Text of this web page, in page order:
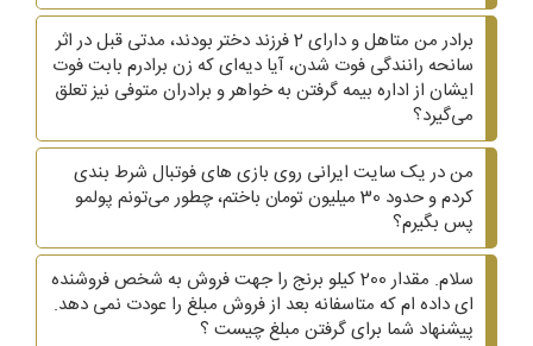
برادر من متاهل و دارای 2 فرزند دختر بودند، مدتی قبل در اثر
سانحه رانندگی فوت شدن، آیا دیه‌ای که زن برادرم بابت فوت
ایشان از اداره بیمه گرفتن به خواهر و برادران متوفی نیز تعلق
می‌گیرد؟
من در یک سایت ایرانی روی بازی های فوتبال شرط بندی
کردم و حدود 30 میلیون تومان باختم، چطور می‌تونم پولمو
پس بگیرم؟
سلام. مقدار 200 کیلو برنج را جهت فروش به شخص فروشنده
ای داده ام که متاسفانه بعد از فروش مبلغ را عودت نمی دهد.
پیشنهاد شما برای گرفتن مبلغ چیست ؟